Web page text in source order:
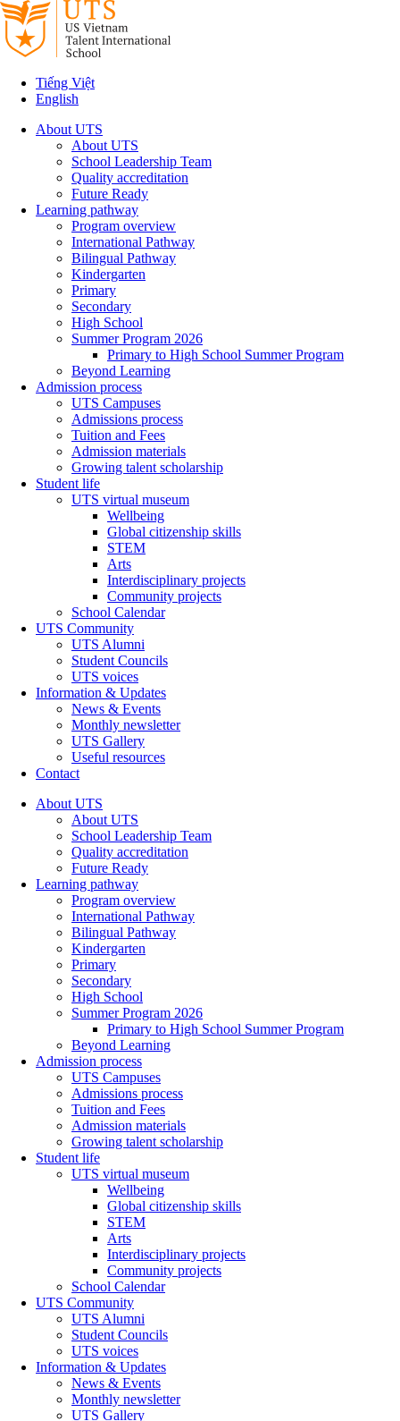
Tiếng Việt
English
About UTS
About UTS
School Leadership Team
Quality accreditation
Future Ready
Learning pathway
Program overview
International Pathway
Bilingual Pathway
Kindergarten
Primary
Secondary
High School
Summer Program 2026
Primary to High School Summer Program
Beyond Learning
Admission process
UTS Campuses
Admissions process
Tuition and Fees
Admission materials
Growing talent scholarship
Student life
UTS virtual museum
Wellbeing
Global citizenship skills
STEM
Arts
Interdisciplinary projects
Community projects
School Calendar
UTS Community
UTS Alumni
Student Councils
UTS voices
Information & Updates
News & Events
Monthly newsletter
UTS Gallery
Useful resources
Contact
About UTS
About UTS
School Leadership Team
Quality accreditation
Future Ready
Learning pathway
Program overview
International Pathway
Bilingual Pathway
Kindergarten
Primary
Secondary
High School
Summer Program 2026
Primary to High School Summer Program
Beyond Learning
Admission process
UTS Campuses
Admissions process
Tuition and Fees
Admission materials
Growing talent scholarship
Student life
UTS virtual museum
Wellbeing
Global citizenship skills
STEM
Arts
Interdisciplinary projects
Community projects
School Calendar
UTS Community
UTS Alumni
Student Councils
UTS voices
Information & Updates
News & Events
Monthly newsletter
UTS Gallery